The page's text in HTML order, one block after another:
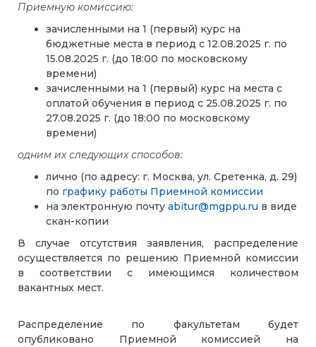
Приемную комиссию:
зачисленными на 1 (первый) курс на
бюджетные места в период с 12.08.2025 г. по
15.08.2025 г. (до 18:00 по московскому
времени)
зачисленными на 1 (первый) курс на места с
оплатой обучения в период с 25.08.2025 г. по
27.08.2025 г. (до 18:00 по московскому
времени)
одним их следующих способов:
лично (по адресу: г. Москва, ул. Сретенка, д. 29)
по графику работы Приемной комиссии
на электронную почту abitur@mgppu.ru в виде
скан-копии
В случае отсутствия заявления, распределение
осуществляется по решению Приемной комиссии
в соответствии с имеющимся количеством
вакантных мест.
Распределение по факультетам будет
опубликовано Приемной комиссией на